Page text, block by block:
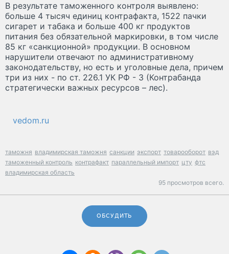
В результате таможенного контроля выявлено:
больше 4 тысяч единиц контрафакта, 1522 пачки
сигарет и табака и больше 400 кг продуктов
питания без обязательной маркировки, в том числе
85 кг «санкционной» продукции. В основном
нарушители отвечают по административному
законодательству, но есть и уголовные дела, причем
три из них - по ст. 226.1 УК РФ - 3 (Контрабанда
стратегически важных ресурсов – лес).
vedom.ru
таможня владимирская таможня санкции экспорт товарооборот вэд
таможенный контроль контрафакт параллельный импорт цту фтс
владимирская область
95 просмотров всего.
ОБСУДИТЬ